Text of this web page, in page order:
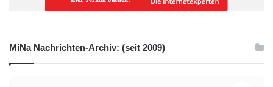
MiNa Nachrichten-Archiv: (seit 2009)